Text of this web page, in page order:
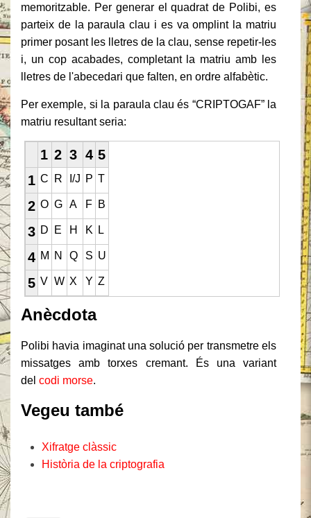
memoritzable. Per generar el quadrat de Polibi, es
parteix de la paraula clau i es va omplint la matriu
primer posant les lletres de la clau, sense repetir-les
i, un cop acabades, completant la matriu amb les
lletres de l'abecedari que falten, en ordre alfabètic.
Per exemple, si la paraula clau és “CRIPTOGAF” la
matriu resultant seria:
1 2 3 4 5
1 C R I/J P T
2 O G A F B
3 D E H K L
4 M N Q S U
5 V W X Y Z
Anècdota
Polibi havia imaginat una solució per transmetre els
missatges amb torxes cremant. És una variant
del codi morse.
Vegeu també
Xifratge clàssic
Història de la criptografia